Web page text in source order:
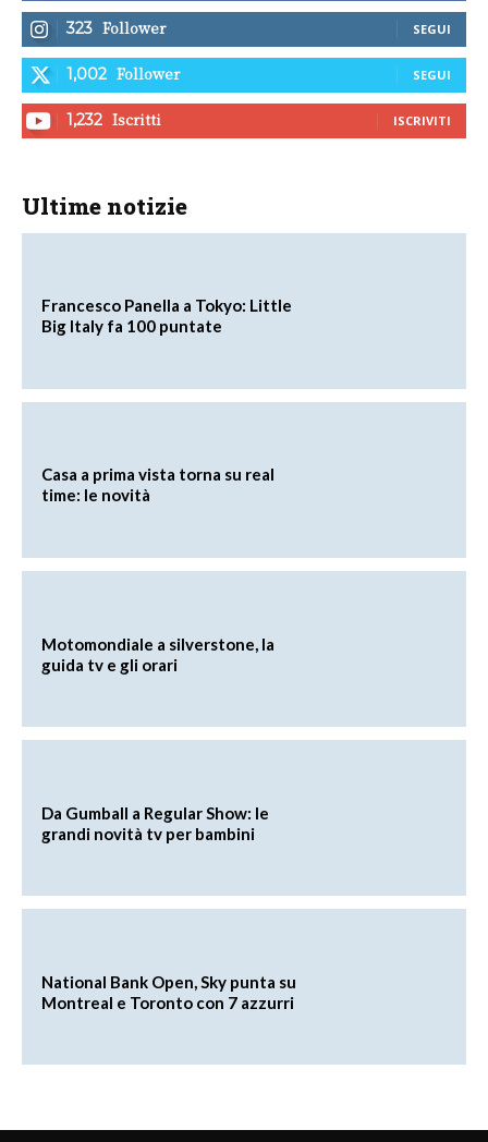
323 Follower SEGUI
1,002 Follower SEGUI
1,232 Iscritti ISCRIVITI
Ultime notizie
Francesco Panella a Tokyo: Little
Big Italy fa 100 puntate
Casa a prima vista torna su real
time: le novità
Motomondiale a silverstone, la
guida tv e gli orari
Da Gumball a Regular Show: le
grandi novità tv per bambini
National Bank Open, Sky punta su
Montreal e Toronto con 7 azzurri